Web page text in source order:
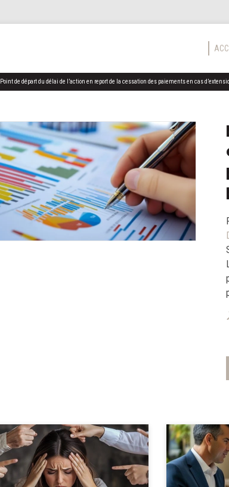
Point de départ du délai de l’action en report de la cessation des paiements en cas